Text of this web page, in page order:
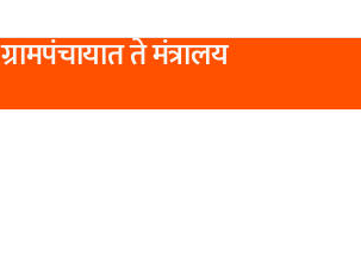
ग्रामपंचायात ते मंत्रालय